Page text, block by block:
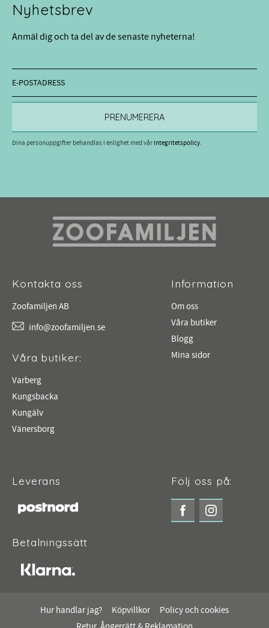
Nyhetsbrev
Anmäl dig och ta del av de senaste nyheterna!
PRENUMERERA
Dina personuppgifter behandlas i enlighet med vårintegritetspolicy.
Kontakta oss
Zoofamiljen AB
info@zoofamiljen.se
Våra butiker:
Varberg
Kungsbacka
Kungälv
Vänersborg
Information
Om oss
Våra butiker
Blogg
Mina sidor
Leverans
Betalningssätt
Följ oss på:
Hur handlar jag? Köpvillkor
Policy och cookies